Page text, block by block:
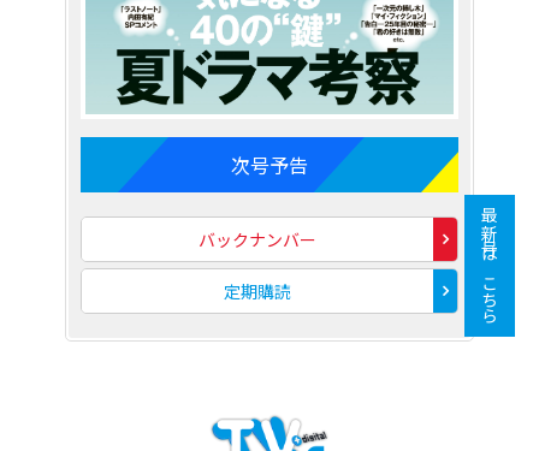
次号予告
バックナンバー
定期購読 最新号はこちら